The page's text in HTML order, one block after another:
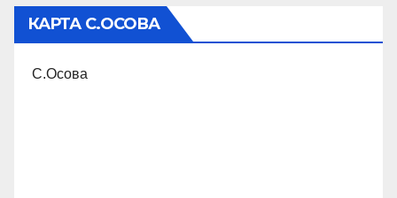
КАРТА С.ОСОВА
С.Осова